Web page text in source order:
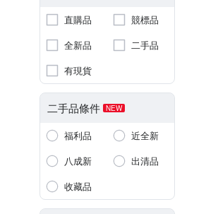
直購品
競標品
全新品
二手品
有現貨
二手品條件 NEW
福利品
近全新
八成新
出清品
收藏品